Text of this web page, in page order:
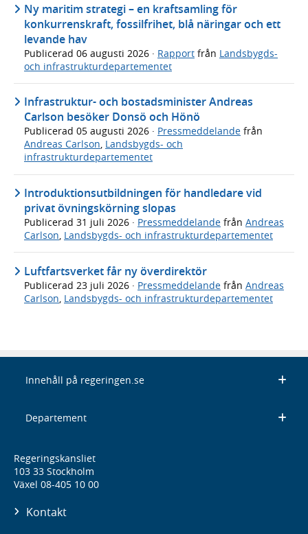
Ny maritim strategi – en kraftsamling för
konkurrenskraft, fossilfrihet, blå näringar och ett
levande hav
Publicerad 06 augusti 2026 · Rapport från Landsbygds-
och infrastrukturdepartementet
Infrastruktur- och bostadsminister Andreas
Carlson besöker Donsö och Hönö
Publicerad 05 augusti 2026 · Pressmeddelande från
Andreas Carlson, Landsbygds- och
infrastrukturdepartementet
Introduktionsutbildningen för handledare vid
privat övningskörning slopas
Publicerad 31 juli 2026 · Pressmeddelande från Andreas
Carlson, Landsbygds- och infrastrukturdepartementet
Luftfartsverket får ny överdirektör
Publicerad 23 juli 2026 · Pressmeddelande från Andreas
Carlson Landsbygds- och infrastrukturdepartementet
Innehåll på regeringen.se
Departement
Regeringskansliet
103 33 Stockholm
Växel 08-405 10 00
Kontakt